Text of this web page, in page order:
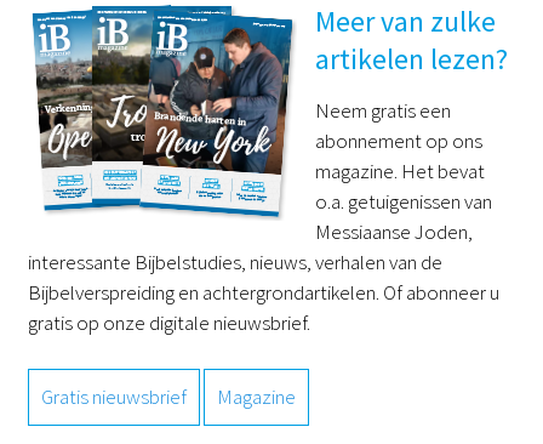
Meer van zulke
artikelen lezen?
Neem gratis een
abonnement op ons
magazine. Het bevat
o.a. getuigenissen van
Messiaanse Joden,
interessante Bijbelstudies, nieuws, verhalen van de
Bijbelverspreiding en achtergrondartikelen. Of abonneer u
gratis op onze digitale nieuwsbrief.
Gratis nieuwsbrief Magazine